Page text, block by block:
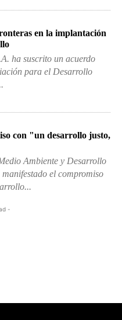
en la implantación
ha suscrito un acuerdo
para el Desarrollo
con "un desarrollo justo,
Ambiente y Desarrollo
el compromiso
-